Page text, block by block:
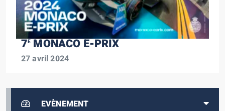
7EMONACO E-PRIX
27 avril 2024
EVÈNEMENT